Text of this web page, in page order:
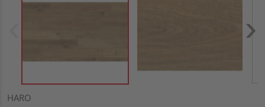
HARO